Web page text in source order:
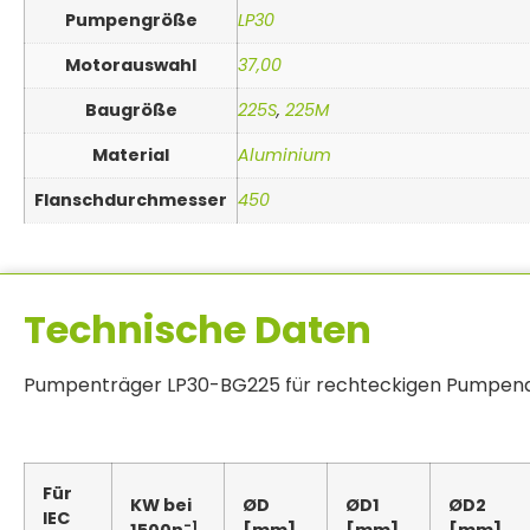
Pumpengröße
LP30
Motorauswahl
37,00
Baugröße
225S, 225M
Material
Aluminium
Flanschdurchmesser 450
Technische Daten
Pumpenträger LP30-BG225 für rechteckigen
Für
IEC
KW bei
-1
ØD
ØD1
ØD2